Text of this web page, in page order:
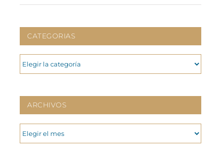
CATEGORIAS
CATEGORIAS
ARCHIVOS
ARCHIVOS